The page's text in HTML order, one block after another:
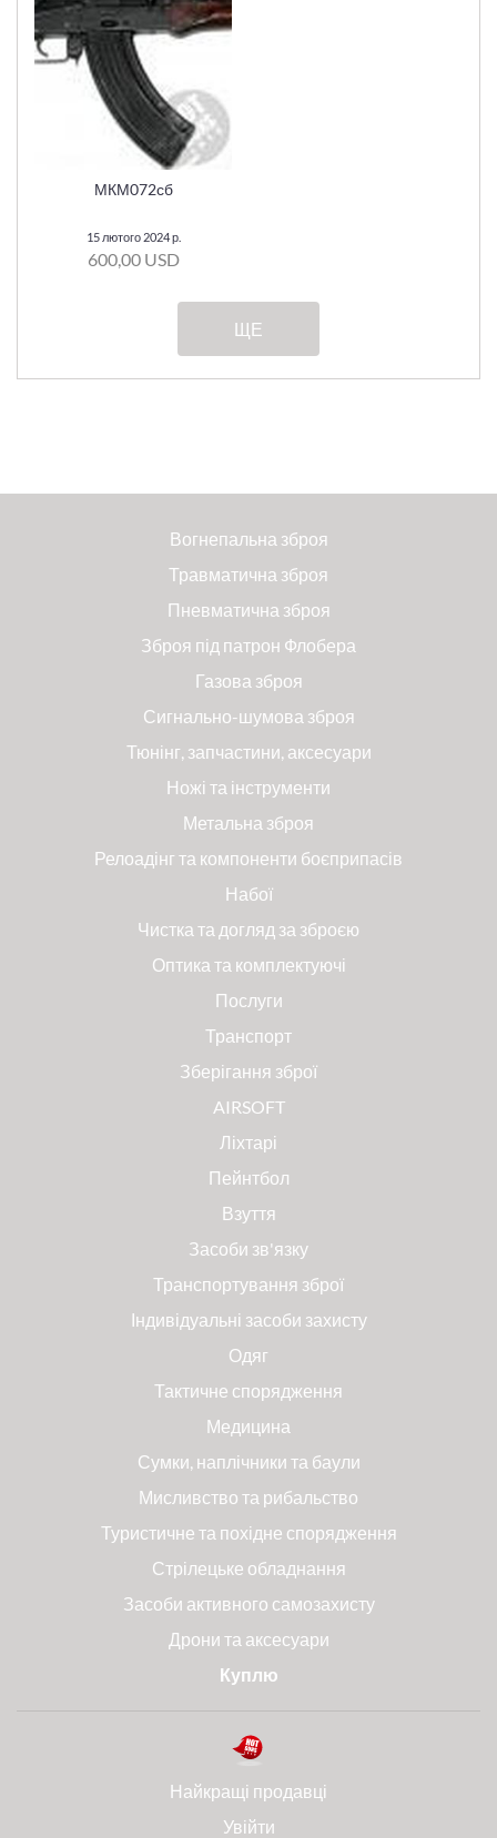
МКМ072сб
15 лютого 2024 р.
600,00 USD
ЩЕ
Вогнепальна зброя
Травматична зброя
Пневматична зброя
Зброя під патрон Флобера
Газова зброя
Сигнально-шумова зброя
Тюнінг, запчастини, аксесуари
Ножі та інструменти
Метальна зброя
Релоадінг та компоненти боєприпасів
Набої
Чистка та догляд за зброєю
Оптика та комплектуючі
Послуги
Транспорт
Зберігання зброї
AIRSOFT
Ліхтарі
Пейнтбол
Взуття
Засоби зв'язку
Транспортування зброї
Індивідуальні засоби захисту
Одяг
Тактичне спорядження
Медицина
Сумки, наплічники та баули
Мисливство та рибальство
Туристичне та похідне спорядження
Стрілецьке обладнання
Засоби активного самозахисту
Дрони та аксесуари
Куплю
Найкращі продавці
Увійти